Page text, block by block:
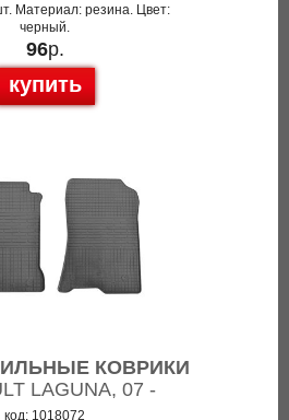
Материал: резина. Цвет:
черный.
96р.
купить
КОВРИКИ
LAGUNA, 07 -
код: 1018072